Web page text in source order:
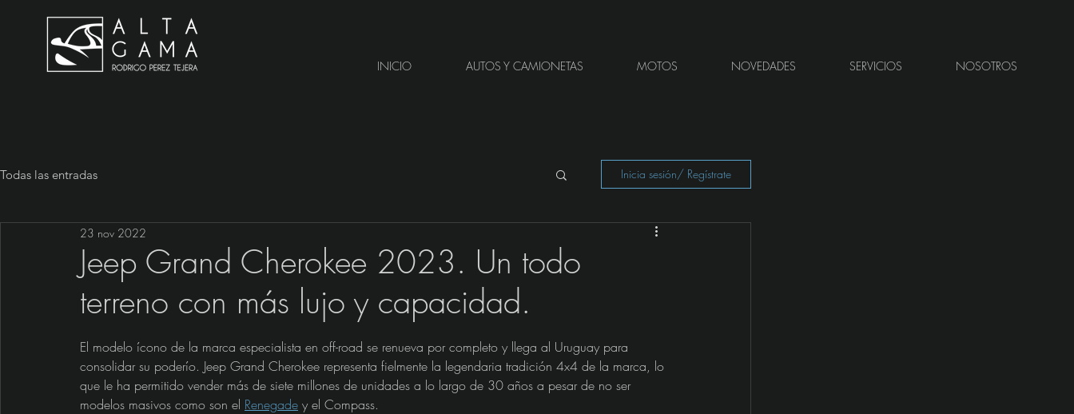
INICIO AUTOS Y CAMIONETAS MOTOS NOVEDADES SERVICIOS NOSOTROS
Todas las entradas Inicia sesión/ Regístrate
Jeep Grand Cherokee 2023. Un todo
terreno con más lujo y capacidad.
23 nov 2022
El modelo ícono de la marca especialista en off-road se renueva por completo y llega al Uruguay para
consolidar su poderío. Jeep Grand Cherokee representa fielmente la legendaria tradición 4x4 de la marca, lo
que le ha permitido vender más de siete millones de unidades a lo largo de 30 años a pesar de no ser
modelos masivos como son el Renegade y el Compass.